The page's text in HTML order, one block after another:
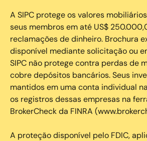
A SIPC protege os valores
seus membros em até US$
reclamações de dinheiro. Brochura
disponível mediante solicitação ou
SIPC não protege contra perdas de
cobre depósitos bancários. Seus
mantidos em uma conta individual
os registros dessas empresas na
BrokerCheck da FINRA
A proteção disponível pelo FDIC,